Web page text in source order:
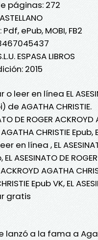
páginas: 272
ePub, MOBI, FB2
ESPASA LIBROS
2015
leer en línea EL
de AGATHA CHRISTIE.
DE ROGER
CHRISTIE Epub,
en línea , EL
ASESINATO DE
ACKROYD AGATHA
Epub VK, EL
gratis
lanzó a la fama a